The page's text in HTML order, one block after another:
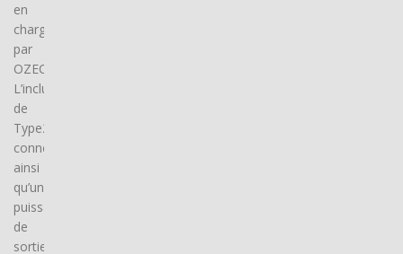
en
charge
par
OZECAR.
L’inclusion
de
Type2
connector(s),
ainsi
qu’une
puissance
de
sortie